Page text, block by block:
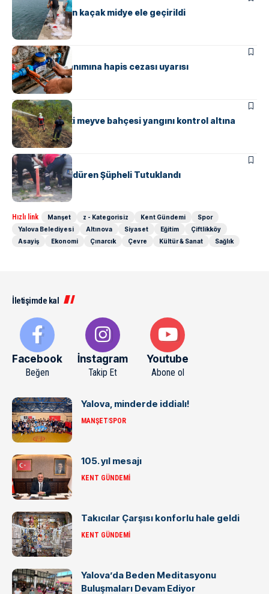
Yalova’da 3 ton kaçak midye ele geçirildi
ASAYIŞ
Kaçak su kullanımına hapis cezası uyarısı
ASAYIŞ
Güneyköy’deki meyve bahçesi yangını kontrol altına
alındı
ASAYIŞ
Komşusunu Öldüren Şüpheli Tutuklandı
Hızlı link Manşet z - Kategorisiz Kent Gündemi
Spor
Yalova Belediyesi
Altınova Siyaset Eğitim
Çiftlikköy
Asayiş
Ekonomi Çınarcık Çevre Kültür & Sanat Sağlık
İletişimde kal
Facebook
Beğen
İnstagram
Takip Et
Youtube
Abone ol
Yalova, minderde iddialı!
MANŞETSPOR
105. yıl mesajı
KENT GÜNDEMI
Takıcılar Çarşısı konforlu hale geldi
KENT GÜNDEMI
Yalova’da Beden Meditasyonu
Buluşmaları Devam Ediyor